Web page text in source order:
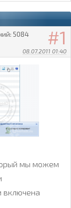
1
08.07.2011 01:40
5084
мы можем
включена